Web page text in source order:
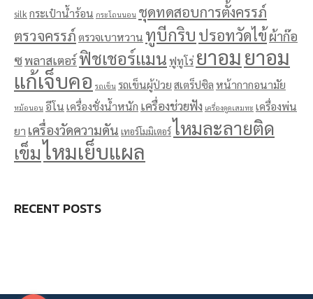
silk กระเป๋าน้ำร้อน กระโถนนอน ชุดทดสอบการตั้งครรภ์
ตรวจครรภ์ตรวจเบาหวาน ทูบีกริบ ปรอทวัดไข้ผ้าก๊อ
ซพลาสเตอร์ฟิชเชอร์แมนฟูทูโร่ ยาอมยาอม
แก้เจ็บคอ รถเข็น รถเข็นผู้ป่วยสเตร็ปซิลหน้ากากอนามัย
หม้อนอน อีโนเครื่องชั่งน้ำหนัก เครื่องช่วยฟัง เครื่องดูดเสมหะ เครื่องพ่น
ยา เครื่องวัดความดัน เทอร์โมมิเตอร์ไหมละลายติด
เข็มไหมเย็บแผล
RECENT POSTS